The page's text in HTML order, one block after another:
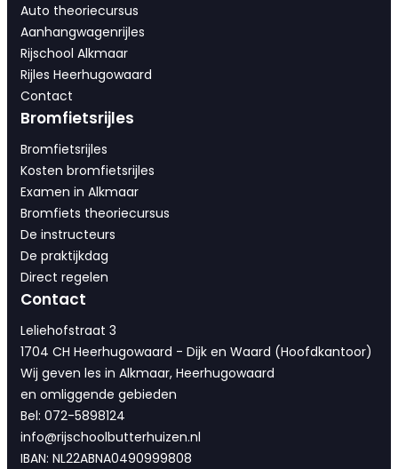
Auto theoriecursus
Aanhangwagenrijles
Rijschool Alkmaar
Rijles Heerhugowaard
Contact
Bromfietsrijles
Bromfietsrijles
Kosten bromfietsrijles
Examen in Alkmaar
Bromfiets theoriecursus
De instructeurs
De praktijkdag
Direct regelen
Contact
Leliehofstraat 3
1704 CH Heerhugowaard - Dijk en Waard (Hoofdkantoor)
Wij geven les in Alkmaar, Heerhugowaard
en omliggende gebieden
Bel: 072-5898124
info@rijschoolbutterhuizen.nl
IBAN: NL22ABNA0490999808